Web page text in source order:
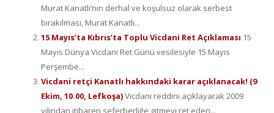
Murat Kanatlı’nın derhal ve koşulsuz olarak serbest
bırakılması, Murat Kanatlı...
15 Mayıs’ta Kıbrıs’ta Toplu Vicdani Ret Açıklaması 15
Mayıs Dünya Vicdani Ret Günü vesilesiyle 15 Mayıs
Perşembe...
Vicdani retçi Kanatlı hakkındaki karar açıklanacak! (9
Ekim, 10.00, Lefkoşa)Vicdani reddini açıklayarak 2009